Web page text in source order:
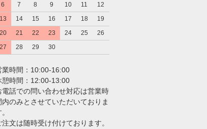
6
7 8 9 10 11
12
13
14 15 16 17 18
19
20
21 22 23 24 25
26
27
28 29 30
業時間：10:00-16:00
憩時間：12:00-13:00
電話での問い合わせ対応は営業時
内のみとさせていただいておりま
注文は随時受け付けております。